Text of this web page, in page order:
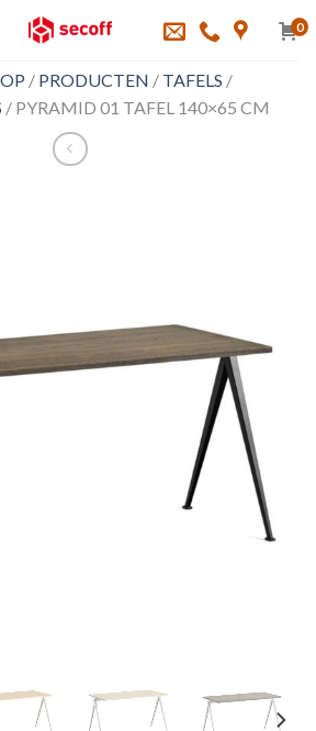
0
/ PRODUCTEN / TAFELS /
/ PYRAMID 01 TAFEL 140×65 CM